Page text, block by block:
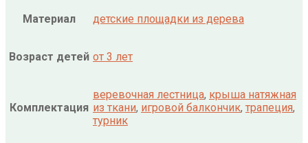
Материал детские площадки из дерева
Возраст детей от 3 лет
Комплектация
веревочная лестница, крыша натяжная
из ткани, игровой балкончик, трапеция,
турник